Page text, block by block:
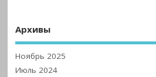
Архивы
Ноябрь 2025
Июль 2024